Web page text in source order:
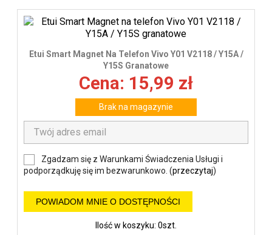
Etui Smart Magnet Na Telefon Vivo Y01 V2118 / Y15A /
Y15S Granatowe
Cena: 15,99 zł
Brak na magazynie
Zgadzam się z Warunkami Świadczenia Usługi i
podporządkuję się im bezwarunkowo. (przeczytaj)
POWIADOM MNIE O DOSTĘPNOŚCI
Ilość w koszyku: 0szt.